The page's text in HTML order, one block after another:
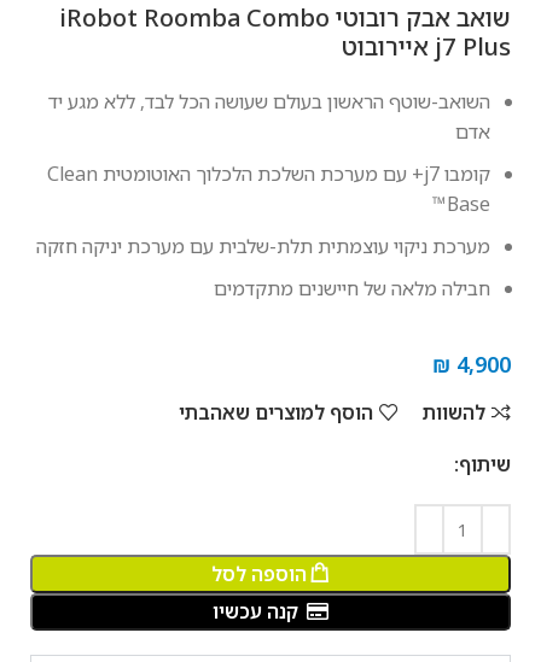
‏שואב אבק רובוטי iRobot Roomba Combo
j7 Plus איירובוט
השואב-שוטף הראשון בעולם שעושה הכל לבד, ללא מגע יד
אדם
קומבו j7+ עם מערכת השלכת הלכלוך האוטומטית Clean
Base™
מערכת ניקוי עוצמתית תלת-שלבית עם מערכת יניקה חזקה
חבילה מלאה של חיישנים מתקדמים
₪ 4,900
להשוות
הוסף למוצרים שאהבתי
שיתוף:
הוספה לסל
קנה עכשיו